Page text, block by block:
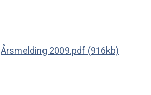
Årsmelding 2009.pdf (916kb)